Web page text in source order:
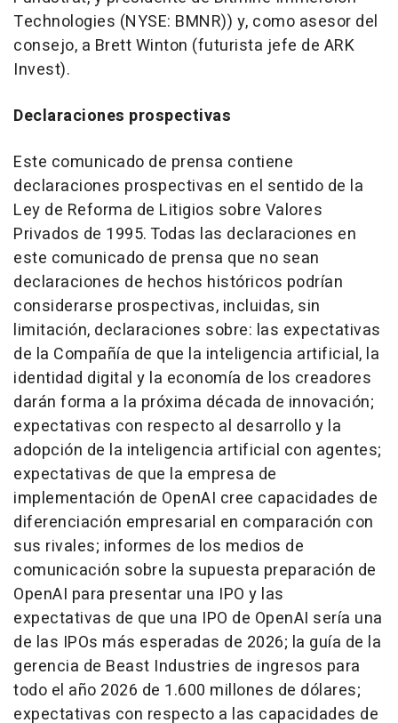
Technologies (NYSE: BMNR)) y, como asesor del
consejo, a Brett Winton (futurista jefe de ARK
Invest).
Declaraciones prospectivas
Este comunicado de prensa contiene
declaraciones prospectivas en el sentido de la
Ley de Reforma de Litigios sobre Valores
Privados de 1995. Todas las declaraciones en
este comunicado de prensa que no sean
declaraciones de hechos históricos podrían
considerarse prospectivas, incluidas, sin
limitación, declaraciones sobre: las expectativas
de la Compañía de que la inteligencia artificial, la
identidad digital y la economía de los creadores
darán forma a la próxima década de innovación;
expectativas con respecto al desarrollo y la
adopción de la inteligencia artificial con agentes;
expectativas de que la empresa de
implementación de OpenAI cree capacidades de
diferenciación empresarial en comparación con
sus rivales; informes de los medios de
comunicación sobre la supuesta preparación de
OpenAI para presentar una IPO y las
expectativas de que una IPO de OpenAI sería una
de las IPOs más esperadas de 2026; la guía de la
gerencia de Beast Industries de ingresos para
todo el año 2026 de 1.600 millones de dólares;
expectativas con respecto a las capacidades de